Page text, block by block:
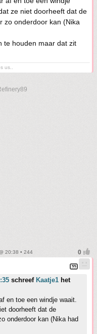
ze niet doorheeft dat de
zo onderdoor kan (Nika
te houden maar dat zit
us..
20:38 • 244
schreef Kaatje1 het
en toe een windje waait.
doorheeft dat de
onderdoor kan (Nika had